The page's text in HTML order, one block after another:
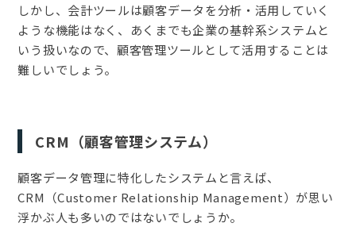
しかし、会計ツールは顧客データを分析・活用していく
ような機能はなく、あくまでも企業の基幹系システムと
いう扱いなので、顧客管理ツールとして活用することは
難しいでしょう。
CRM（顧客管理システム）
顧客データ管理に特化したシステムと言えば、
CRM（Customer Relationship Management）が思い
浮かぶ人も多いのではないでしょうか。